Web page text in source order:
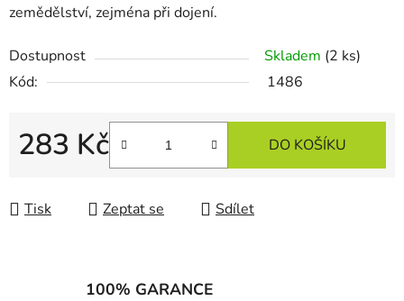
zemědělství, zejména při dojení.
Dostupnost Skladem (2 ks)
Kód:
1486
283 Kč DO KOŠÍKU
Tisk Zeptat se Sdílet
100% GARANCE